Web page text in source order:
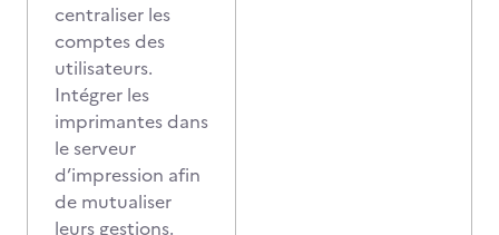
centraliser les
comptes des
utilisateurs.
Intégrer les
imprimantes dans
le serveur
d’impression afin
de mutualiser
leurs gestions.